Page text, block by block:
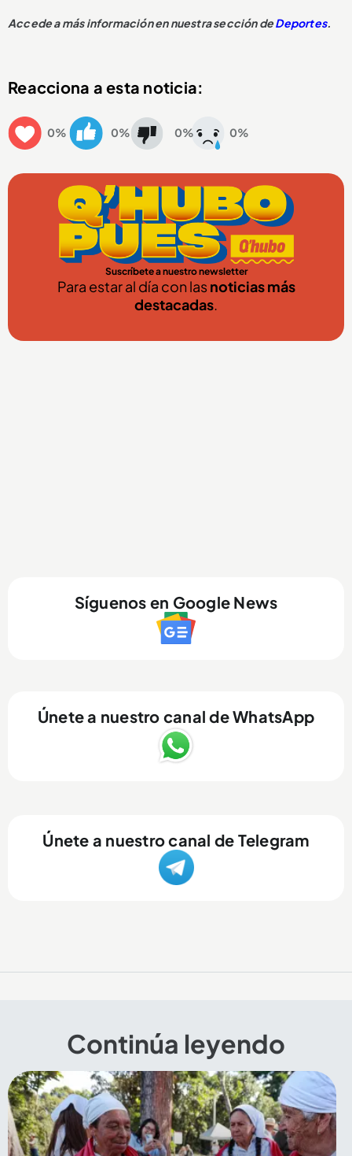
Accede a más información en nuestra sección deDeportes.
Reacciona a esta noticia:
0% 0% 0% 0%
Suscríbete a nuestro newsletter
Para estar al día con lasnoticias más
destacadas.
Síguenos en Google News
Únete a nuestro canal de WhatsApp
Únete a nuestro canal de Telegram
Continúa leyendo